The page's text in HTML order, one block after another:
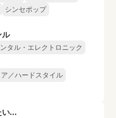
シンセポップ
ル
タル・エレクトロニック
／ハードスタイル
い…